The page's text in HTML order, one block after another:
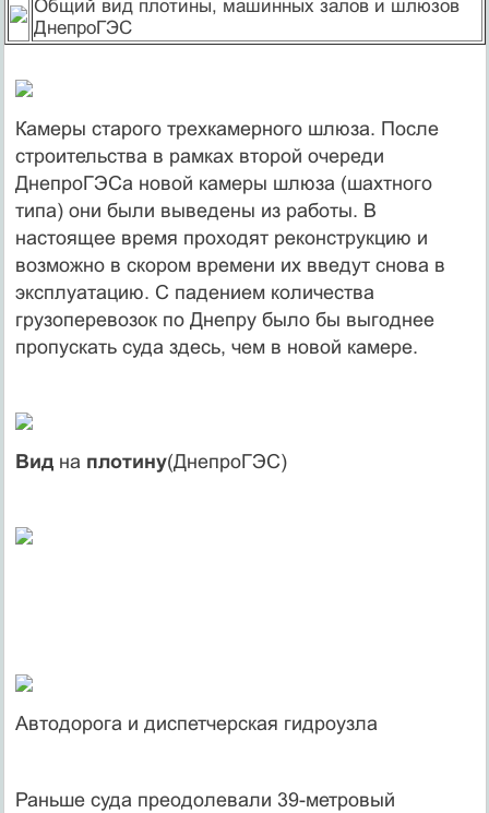
Общий вид плотины, машинных залов и шлюзов
ДнепроГЭС
Камеры старого трехкамерного шлюза. После
строительства в рамках второй очереди
ДнепроГЭСа новой камеры шлюза (шахтного
типа) они были выведены из работы. В
настоящее время проходят реконструкцию и
возможно в скором времени их введут снова в
эксплуатацию. С падением количества
грузоперевозок по Днепру было бы выгоднее
пропускать суда здесь, чем в новой камере.
Видна плотину(ДнепроГЭС)
Автодорога и диспетчерская гидроузла
Раньше суда преодолевали 39-метровый